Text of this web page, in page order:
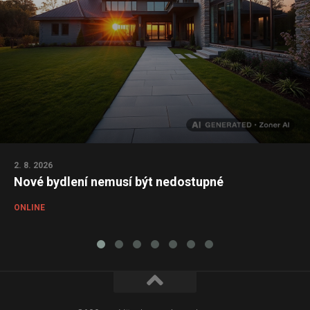
2. 8. 2026
Nové bydlení nemusí být nedostupné
ONLINE